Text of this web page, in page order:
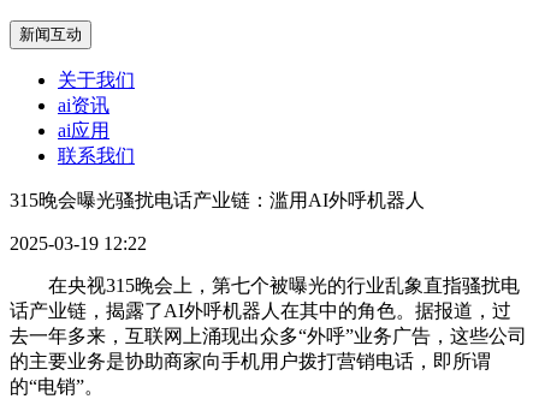
新闻互动
关于我们
ai资讯
ai应用
联系我们
315晚会曝光骚扰电话产业链：滥用AI外呼机器人
2025-03-19 12:22
在央视315晚会上，第七个被曝光的行业乱象直指骚扰电
话产业链，揭露了AI外呼机器人在其中的角色。据报道，过
去一年多来，互联网上涌现出众多“外呼”业务广告，这些公司
的主要业务是协助商家向手机用户拨打营销电话，即所谓
的“电销”。